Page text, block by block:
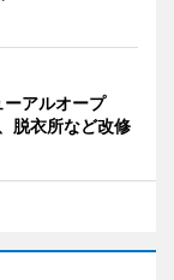
アルオープ
脱衣所など改修